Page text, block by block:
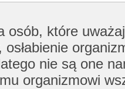
osób, które
nie są one
organizmowi